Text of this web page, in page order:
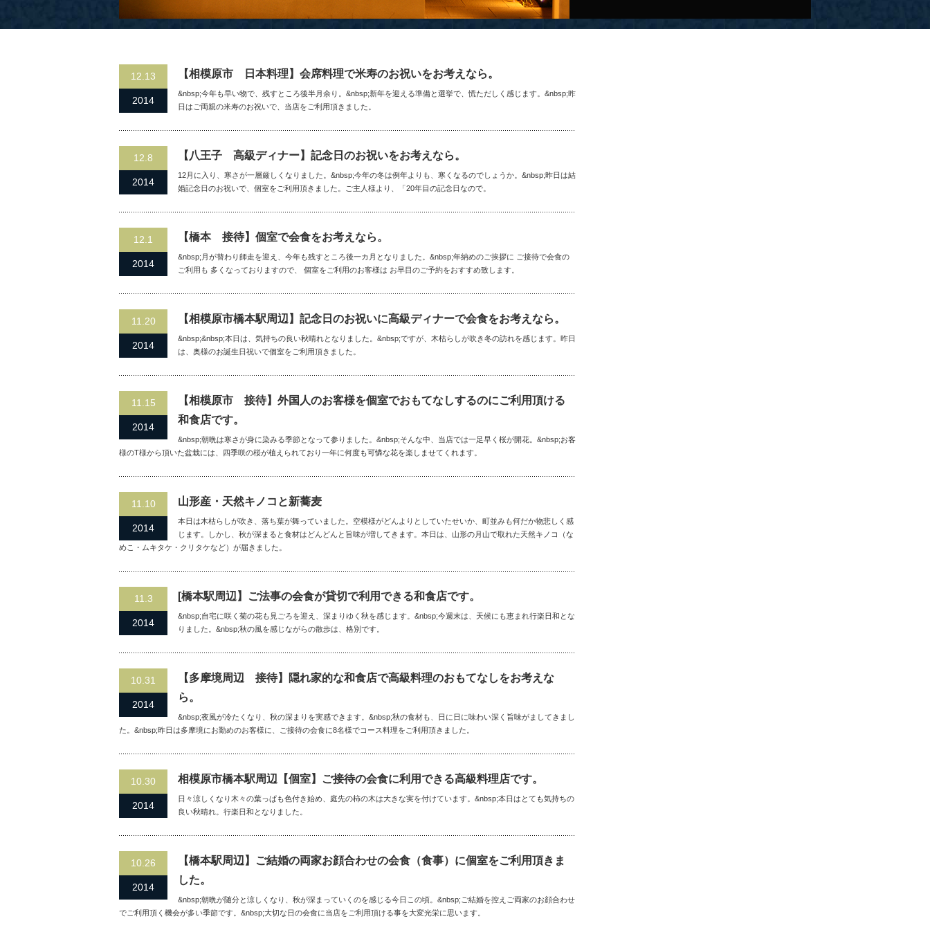
12.13
2014
【相模原市 日本料理】会席料理で米寿のお祝いをお考えなら。
&nbsp;今年も早い物で、残すところ後半月余り。&nbsp;新年を迎える準備と選挙で、慌ただしく感じます。&nbsp;昨
日はご両親の米寿のお祝いで、当店をご利用頂きました。
12.8
2014
【八王子 高級ディナー】記念日のお祝いをお考えなら。
12月に入り、寒さが一層厳しくなりました。&nbsp;今年の冬は例年よりも、寒くなるのでしょうか。&nbsp;昨日は結
婚記念日のお祝いで、個室をご利用頂きました。ご主人様より、「20年目の記念日なので。
12.1
2014
【橋本 接待】個室で会食をお考えなら。
&nbsp;月が替わり師走を迎え、今年も残すところ後一カ月となりました。&nbsp;年納めのご挨拶に ご接待で会食の
ご利用も 多くなっておりますので、 個室をご利用のお客様は お早目のご予約をおすすめ致します。
11.20
2014
【相模原市橋本駅周辺】記念日のお祝いに高級ディナーで会食をお考えなら。
&nbsp;&nbsp;本日は、気持ちの良い秋晴れとなりました。&nbsp;ですが、木枯らしが吹き冬の訪れを感じます。昨日
は、奥様のお誕生日祝いで個室をご利用頂きました。
11.15
2014
【相模原市 接待】外国人のお客様を個室でおもてなしするのにご利用頂ける
和食店です。
&nbsp;朝晩は寒さが身に染みる季節となって参りました。&nbsp;そんな中、当店では一足早く桜が開花。&nbsp;お客
様のT様から頂いた盆栽には、四季咲の桜が植えられており一年に何度も可憐な花を楽しませてくれます。
11.10
2014
山形産・天然キノコと新蕎麦
本日は木枯らしが吹き、落ち葉が舞っていました。空模様がどんよりとしていたせいか、町並みも何だか物悲しく感
じます。しかし、秋が深まると食材はどんどんと旨味が増してきます。本日は、山形の月山で取れた天然キノコ（な
めこ・ムキタケ・クリタケなど）が届きました。
11.3
2014
[橋本駅周辺】ご法事の会食が貸切で利用できる和食店です。
&nbsp;自宅に咲く菊の花も見ごろを迎え、深まりゆく秋を感じます。&nbsp;今週末は、天候にも恵まれ行楽日和とな
りました。&nbsp;秋の風を感じながらの散歩は、格別です。
10.31
2014
【多摩境周辺 接待】隠れ家的な和食店で高級料理のおもてなしをお考えな
ら。
&nbsp;夜風が冷たくなり、秋の深まりを実感できます。&nbsp;秋の食材も、日に日に味わい深く旨味がましてきまし
た。&nbsp;昨日は多摩境にお勤めのお客様に、ご接待の会食に8名様でコース料理をご利用頂きました。
10.30
2014
相模原市橋本駅周辺【個室】ご接待の会食に利用できる高級料理店です。
日々涼しくなり木々の葉っぱも色付き始め、庭先の柿の木は大きな実を付けています。&nbsp;本日はとても気持ちの
良い秋晴れ。行楽日和となりました。
10.26
2014
【橋本駅周辺】ご結婚の両家お顔合わせの会食（食事）に個室をご利用頂きま
した。
&nbsp;朝晩が随分と涼しくなり、秋が深まっていくのを感じる今日この頃。&nbsp;ご結婚を控えご両家のお顔合わせ
でご利用頂く機会が多い季節です。&nbsp;大切な日の会食に当店をご利用頂ける事を大変光栄に思います。